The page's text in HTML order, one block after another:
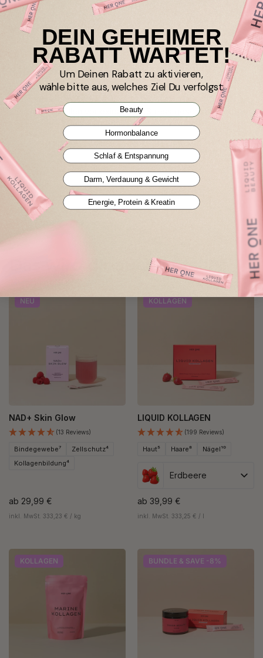
Berlin, DE
I recommend this product
NAD+ Skin Glow 30 Portionen
Ich nehme es seit 20 Tagen. Meine Haut strahlt und ist in
ihrer natürlichen Balance. Durch Zink und Vitamin C weiß ich,
dass meine Zellen vor oxidativem Stress geschützt sind.
Löst sich perfekt im Smoothie auf.
1 2
Das wird dir auch gefallen
NEU
NAD+ Skin Glow
(13 Reviews)
Bindegewebe⁷
Zellschutz⁴
Kollagenbildung⁴
ab 29,99 €
inkl. MwSt. 333,23 € / kg
KOLLAGEN
LIQUID KOLLAGEN
(199 Reviews)
Haut⁵ Haare⁸ Nägel¹⁰
Erdbeere
ab 39,99 €
inkl. MwSt. 333,25 € / l
KOLLAGEN BUNDLE & SAVE -8%
DEIN GEHEIMER
RABATT WARTET!
Um Deinen Rabatt zu aktivieren,
wähle bitte aus, welches Ziel Du verfolgst:
Beauty
Hormonbalance
Schlaf & Entspannung
Darm, Verdauung & Gewicht
Energie, Protein & Kreatin